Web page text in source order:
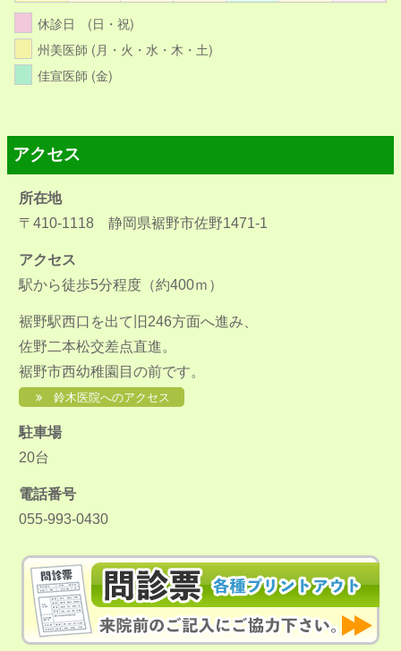
休診日 (日・祝)
州美医師 (月・火・水・木・土)
佳宣医師 (金)
アクセス
所在地
〒410-1118 静岡県裾野市佐野1471-1
アクセス
駅から徒歩5分程度（約400ｍ）
裾野駅西口を出て旧246方面へ進み、
佐野二本松交差点直進。
裾野市西幼稚園目の前です。
鈴木医院へのアクセス
駐車場
20台
電話番号
055-993-0430